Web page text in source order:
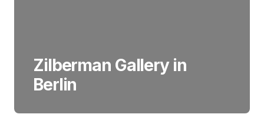
Zilberman Gallery in
Berlin